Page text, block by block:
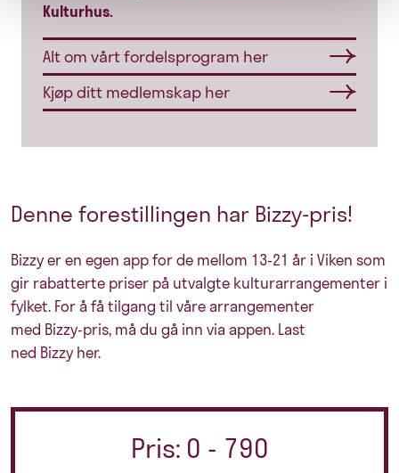
Kulturhus.
Alt om vårt fordelsprogram her
Kjøp ditt medlemskap her
Denne forestillingen har Bizzy-pris!
Bizzy er en egen app for de mellom 13-21 år i Viken som
gir rabatterte priser på utvalgte kulturarrangementer i
fylket. For å få tilgang til våre arrangementer
med Bizzy-pris, må du gå inn via appen. Last
ned Bizzy her.
Pris: 0 - 790